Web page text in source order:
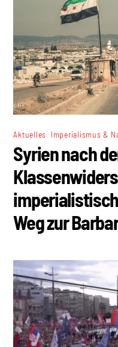
Aktuelles Imperialismus &
Syrien nach
Weg zur